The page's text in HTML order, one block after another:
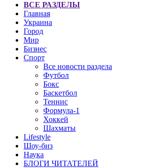
ВСЕ РАЗДЕЛЫ
Главная
Украина
Город
Мир
Бизнес
Спорт
Все новости раздела
Футбол
Бокс
Баскетбол
Теннис
Формула-1
Хоккей
Шахматы
Lifestyle
Шоу-биз
Наука
БЛОГИ ЧИТАТЕЛЕЙ